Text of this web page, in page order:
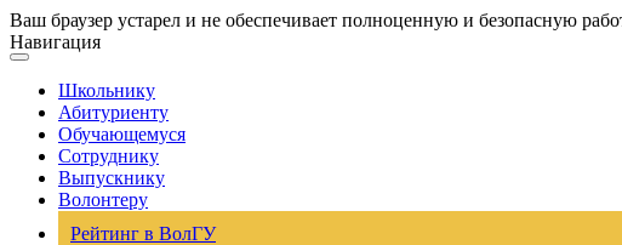
Ваш браузер устарел и не обеспечивает полноценную и безопасную
Навигация
Школьнику
Абитуриенту
Обучающемуся
Сотруднику
Выпускнику
Волонтеру
Рейтинг в ВолГУ